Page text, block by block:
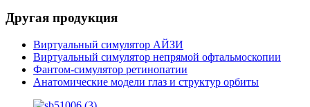
Другая продукция
Виртуальный симулятор АЙЗИ
Виртуальный симулятор непрямой офтальмоскопии
Фантом-симулятор ретинопатии
Анатомические модели глаз и структур орбиты